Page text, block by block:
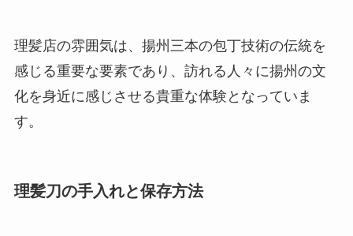
理髪店の雰囲気は、揚州三本の包丁技術の伝統を
感じる重要な要素であり、訪れる人々に揚州の文
化を身近に感じさせる貴重な体験となっていま
す。
理髪刀の手入れと保存方法